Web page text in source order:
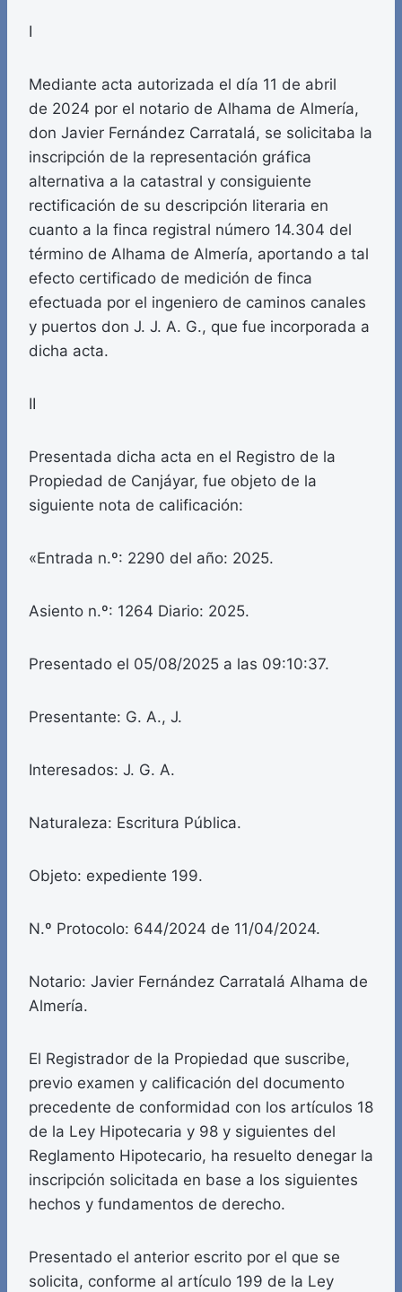
I
Mediante acta autorizada el día 11 de abril
de 2024 por el notario de Alhama de Almería,
don Javier Fernández Carratalá, se solicitaba la
inscripción de la representación gráfica
alternativa a la catastral y consiguiente
rectificación de su descripción literaria en
cuanto a la finca registral número 14.304 del
término de Alhama de Almería, aportando a tal
efecto certificado de medición de finca
efectuada por el ingeniero de caminos canales
y puertos don J. J. A. G., que fue incorporada a
dicha acta.
II
Presentada dicha acta en el Registro de la
Propiedad de Canjáyar, fue objeto de la
siguiente nota de calificación:
«Entrada n.º: 2290 del año: 2025.
Asiento n.º: 1264 Diario: 2025.
Presentado el 05/08/2025 a las 09:10:37.
Presentante: G. A., J.
Interesados: J. G. A.
Naturaleza: Escritura Pública.
Objeto: expediente 199.
N.º Protocolo: 644/2024 de 11/04/2024.
Notario: Javier Fernández Carratalá Alhama de
Almería.
El Registrador de la Propiedad que suscribe,
previo examen y calificación del documento
precedente de conformidad con los artículos 18
de la Ley Hipotecaria y 98 y siguientes del
Reglamento Hipotecario, ha resuelto denegar la
inscripción solicitada en base a los siguientes
hechos y fundamentos de derecho.
Presentado el anterior escrito por el que se
solicita, conforme al artículo 199 de la Ley